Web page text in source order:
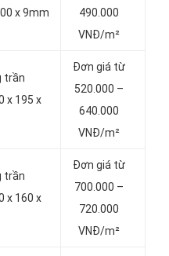
x 9mm
490.000
VNĐ/m²
trần
x 195 x
Đơn giá từ
520.000 –
640.000
VNĐ/m²
trần
x 160 x
Đơn giá từ
700.000 –
720.000
VNĐ/m²